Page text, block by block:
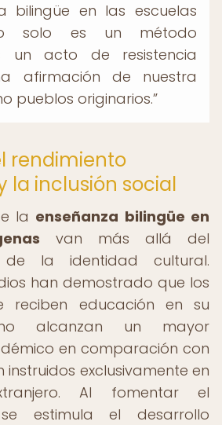
bilingüe en las escuelas
solo es un método
un acto de resistencia
afirmación de nuestra
pueblos originarios.”
rendimiento
la inclusión social
la enseñanza bilingüe en
van más allá del
de la identidad cultural.
han demostrado que los
reciben educación en su
alcanzan un mayor
en comparación con
instruidos exclusivamente en
Al fomentar el
se estimula el desarrollo